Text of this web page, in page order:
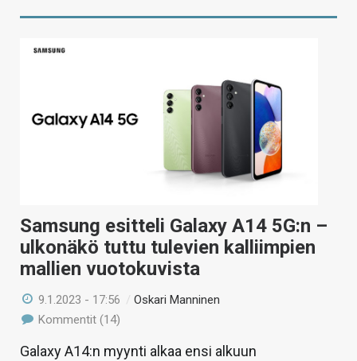
Samsung esitteli Galaxy A14 5G:n –
ulkonäkö tuttu tulevien kalliimpien
mallien vuotokuvista
9.1.2023 - 17:56 /Oskari Manninen
Kommentit (14)
Galaxy A14:n myynti alkaa ensi alkuun